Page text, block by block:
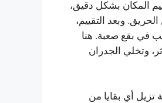
المكان بشكل دقيق،
وبعد التقييم،
في بقع صعبة. هنا
وتخلي الجدران
أي بقايا من